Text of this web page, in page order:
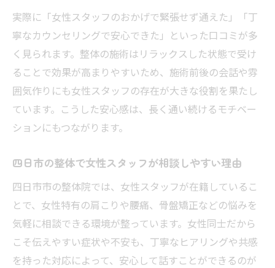
四日市で安心して通える整体院の見分け方
整体院の口コミから女性スタッフの良さを
知る
整体で安心感を得るためのチェックポイン
ト
徴
腰痛や肩こりに整体が効く理由を解説
整体で腰痛や肩こりが楽になる仕組み
四日市の整体で肩こり改善が期待できる訳
女性スタッフが行う整体の痛み改善効果
実際に「女性スタッフのおかげで緊張せず通えた」「丁
寧なカウンセリングで安心できた」といった口コミが多
く見られます。整体の施術はリラックスした状態で受け
ることで効果が高まりやすいため、施術前後の会話や雰
囲気作りにも女性スタッフの存在が大きな役割を果たし
ています。こうした安心感は、長く通い続けるモチベー
ションにもつながります。
四日市の整体で女性スタッフが相談しやすい理由
四日市市の整体院では、女性スタッフが在籍しているこ
とで、女性特有の肩こりや腰痛、骨盤矯正などの悩みを
気軽に相談できる環境が整っています。女性同士だから
こそ伝えやすい症状や不安も、丁寧なヒアリングや共感
を持った対応によって、安心して話すことができるのが